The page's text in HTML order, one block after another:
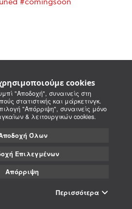
cookies
"Αποδοχή", συναινείς στη
στατιστικής και μάρκετινγκ.
"Απόρριψη", συναινείς μόνο
& λειτουργικών cookies.
Όλων
Επιλεγμένων
Απόρριψη
Περισσότερα
#comingsoon